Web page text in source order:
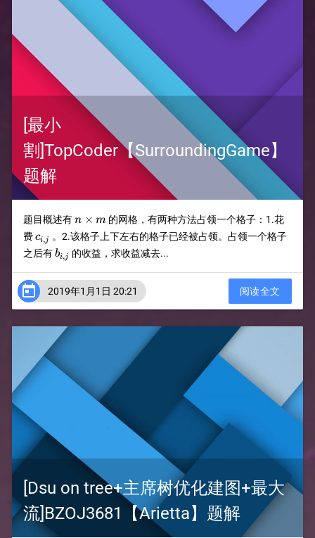
[最小
割]TopCoder【SurroundingGame】
题解
题目概述有n\times
m
n × m 的网格，有两种方法占领一个格子：1.花
费c_{i,j}
ci,j
。2.该格子上下左右的格子已经被占领。占领一个格子
之后有b_{i,j}
bi,j 的收益，求收益减去...
 2019年1月1日 20:21 阅读全文
[Dsu on tree+主席树优化建图+最大
流]BZOJ3681【Arietta】题解